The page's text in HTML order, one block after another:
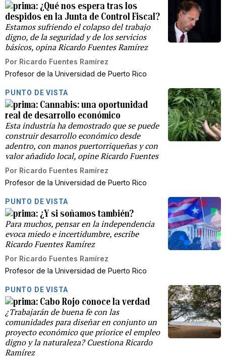
¿Qué nos espera tras los
despidos en la Junta de Control Fiscal?
Estamos sufriendo el colapso del trabajo
digno, de la seguridad y de los servicios
básicos, opina Ricardo Fuentes Ramírez
Por Ricardo Fuentes Ramírez
Profesor de la Universidad de Puerto Rico
PUNTO DE VISTA
Cannabis: una oportunidad
real de desarrollo económico
Esta industria ha demostrado que se puede
construir desarrollo económico desde
adentro, con manos puertorriqueñas y con
valor añadido local, opine Ricardo Fuentes
Por Ricardo Fuentes Ramírez
Profesor de la Universidad de Puerto Rico
PUNTO DE VISTA
¿Y si soñamos también?
Para muchos, pensar en la independencia
evoca miedo e incertidumbre, escribe
Ricardo Fuentes Ramírez
Por Ricardo Fuentes Ramírez
Profesor de la Universidad de Puerto Rico
PUNTO DE VISTA
Cabo Rojo conoce la verdad
¿Trabajarán de buena fe con las
comunidades para diseñar en conjunto un
proyecto económico que priorice el empleo
digno y la naturaleza? Cuestiona Ricardo
Ramírez